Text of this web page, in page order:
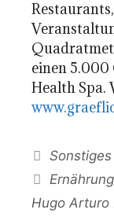
einen
Health
Kategorien
Sonstiges
Ernährung
Hugo Arturo